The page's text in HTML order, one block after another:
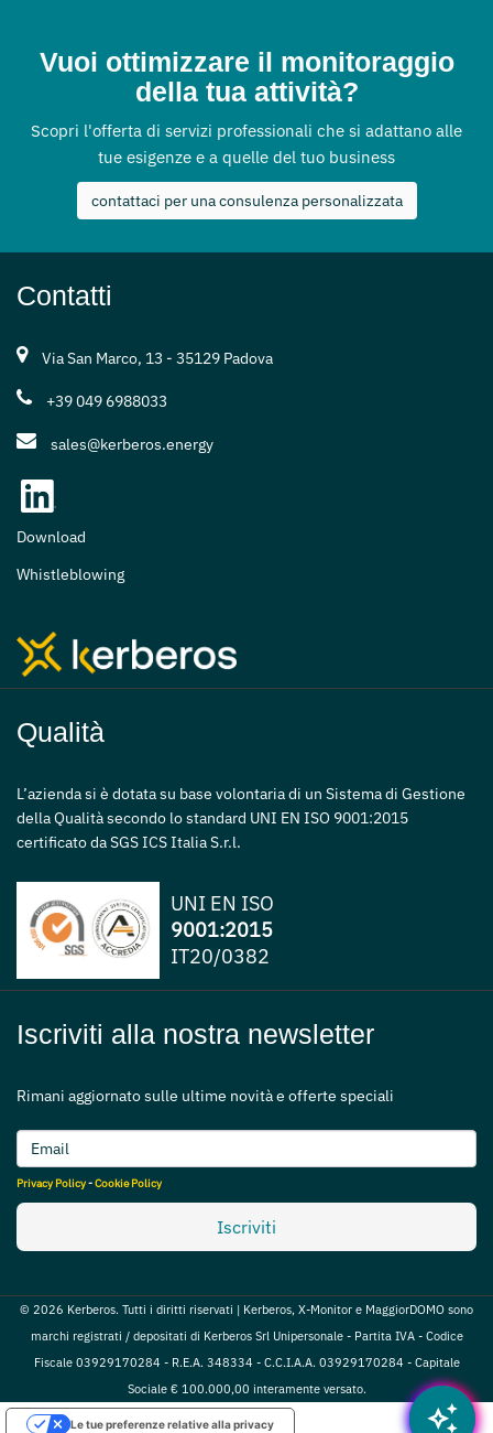
Vuoi ottimizzare il monitoraggio
della tua attività?
Scopri l'offerta di servizi professionali che si adattano alle
tue esigenze e a quelle del tuo business
contattaci per una consulenza personalizzata
Contatti
Via San Marco, 13 - 35129 Padova
+39 049 6988033
sales@kerberos.energy
Download
Whistleblowing
Qualità
L’azienda si è dotata su base volontaria di un Sistema di Gestione
della Qualità secondo lo standard UNI EN ISO 9001:2015
certificato da SGS ICS Italia S.r.l.
UNI EN ISO
9001:2015
IT20/0382
Iscriviti alla nostra newsletter
Rimani aggiornato sulle ultime novità e offerte speciali
Privacy Policy-Cookie Policy
Iscriviti
© 2026 Kerberos. Tutti i diritti riservati | Kerberos, X-Monitor e MaggiorDOMO sono
marchi registrati / depositati di Kerberos Srl Unipersonale - Partita IVA - Codice
Fiscale 03929170284 - R.E.A. 348334 - C.C.I.A.A. 03929170284 - Capitale
Sociale € 100.000,00 interamente versato.
auto_awesome
Le tue preferenze relative alla privacy